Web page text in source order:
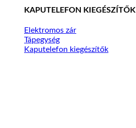
KAPUTELEFON KIEGÉSZÍTŐK
Elektromos zár
Tápegység
Kaputelefon kiegészítők